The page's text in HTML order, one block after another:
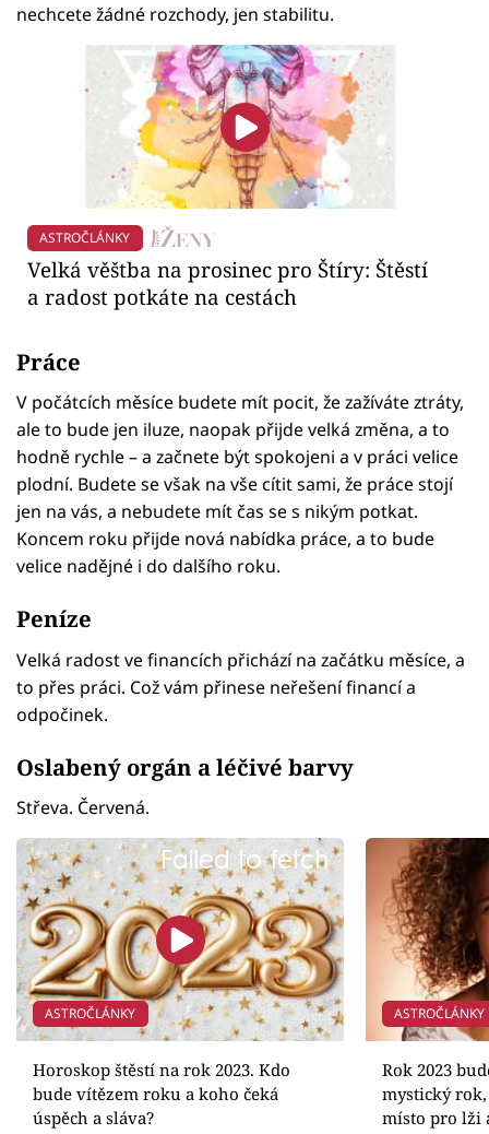
nechcete žádné rozchody, jen stabilitu.
ASTROČLÁNKY
Velká věštba na prosinec pro Štíry: Štěstí
a radost potkáte na cestách
Práce
V počátcích měsíce budete mít pocit, že zažíváte ztráty,
ale to bude jen iluze, naopak přijde velká změna, a to
hodně rychle – a začnete být spokojeni a v práci velice
plodní. Budete se však na vše cítit sami, že práce stojí
jen na vás, a nebudete mít čas se s nikým potkat.
Koncem roku přijde nová nabídka práce, a to bude
velice nadějné i do dalšího roku.
Peníze
Velká radost ve financích přichází na začátku měsíce, a
to přes práci. Což vám přinese neřešení financí a
odpočinek.
Oslabený orgán a léčivé barvy
Střeva. Červená.
Failed to fetch
ASTROČLÁNKY
Horoskop štěstí na rok 2023. Kdo
bude vítězem roku a koho čeká
úspěch a sláva?
ASTROČLÁNKY
Rok 2023
mystický
místo pro lži